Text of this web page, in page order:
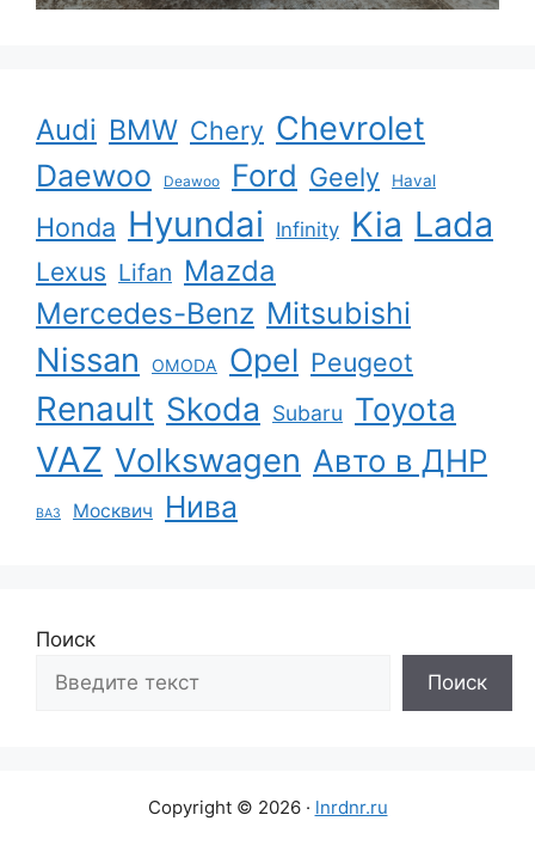
Audi BMW Chery Chevrolet
Daewoo Deawoo Ford Geely Haval
Honda Hyundai Infinity Kia Lada
Lexus Lifan Mazda
Mercedes-Benz Mitsubishi
Nissan OMODA Opel Peugeot
Renault Skoda Subaru Toyota
VAZ Volkswagen Авто в ДНР
ВАЗ Москвич Нива
Поиск
Поиск
Copyright © 2026 · lnrdnr.ru